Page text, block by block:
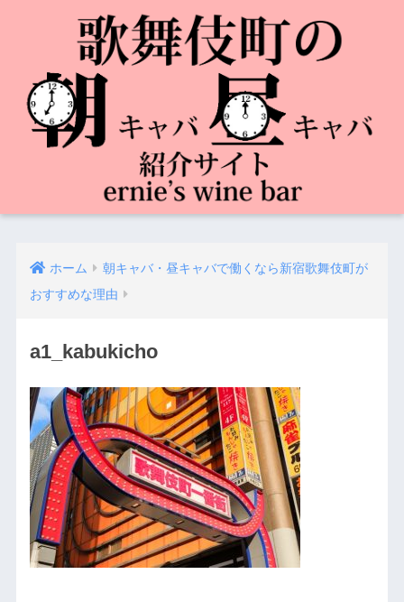
ホーム
朝キャバ・昼キャバで働くなら新宿歌舞伎町が
おすすめな理由
a1_kabukicho